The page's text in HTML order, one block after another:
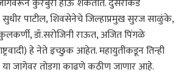
सुधीर पाटील, शिवसेनेचे जिल्हाप्रमुख सुरज साळुंके,
डॉ.सरोजिनी राऊत, अजित पिंगळे
हे नेते इच्छुक आहेत. महायुतीकडून तिन्ही
जागेवर तोडगा काढणे कठीण जाणार आहे.